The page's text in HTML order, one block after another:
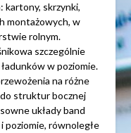
skrzynki,
montażowych, w
rolnym.
szczególnie
w poziomie.
na różne
struktur bocznej
układy band
poziomie, równoległe